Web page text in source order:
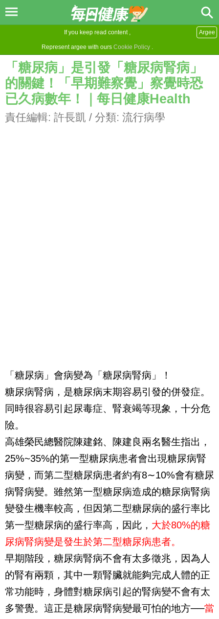
If you keep read content ,
Represent argee with ours Cookie Policy .
Argee
「糖尿病」是引發「糖尿病腎病」
的關鍵！「早期難察覺」察覺時恐
已久病數年！｜每日健康Health
責任編輯: 許長凱 / 分類: 流行病學
「糖尿病」會病變為「糖尿病腎病」！
糖尿病腎病，是糖尿病末期容易引發的併發症。
同時很容易引起尿毒症、腎衰竭等現象，十分危
險。
高雄榮民總醫院陳建銘、陳建良兩名醫生指出，
25%~35%的第一型糖尿病患者會出現糖尿病腎
病變，而第二型糖尿病患者約有8∼10%會有糖尿
病腎病變。雖然第一型糖尿病造成的糖尿病腎病
變發生機率較高，但因第二型糖尿病的盛行率比
第一型糖尿病的盛行率高，因此， 大於80%的糖
尿病腎病變是發生於第二型糖尿病患者。
早期階段，糖尿病腎病不會有太多徵兆，因為人
的腎有兩顆，其中一顆腎臟就能夠完成人體的正
常功能時，身體對糖尿病引起的腎病變不會有太
多警覺。這正是糖尿病腎病變最可怕的地方──當